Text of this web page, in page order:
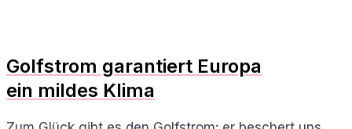
Golfstrom garantiert Europa
ein mildes Klima